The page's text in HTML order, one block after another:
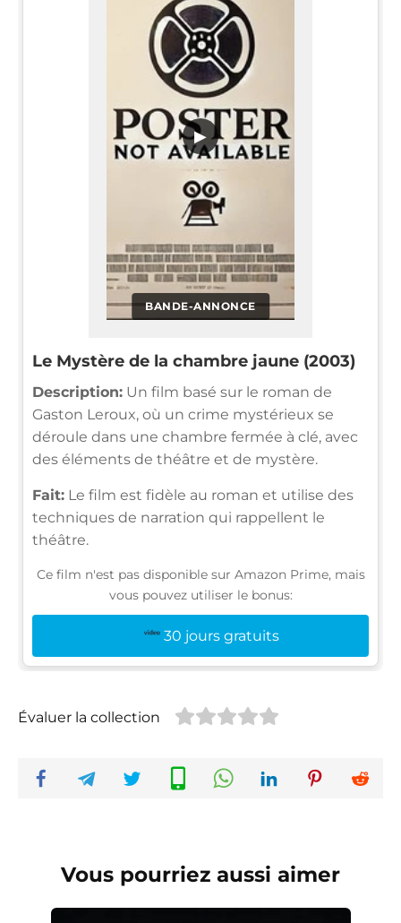
BANDE-ANNONCE
▶
Le Mystère de la chambre jaune (2003)
Description: Un film basé sur le roman de
Gaston Leroux, où un crime mystérieux se
déroule dans une chambre fermée à clé, avec
des éléments de théâtre et de mystère.
Fait: Le film est fidèle au roman et utilise des
techniques de narration qui rappellent le
théâtre.
Ce film n'est pas disponible sur Amazon Prime, mais
vous pouvez utiliser le bonus:
30 jours gratuits
Évaluer la collection
Vous pourriez aussi aimer